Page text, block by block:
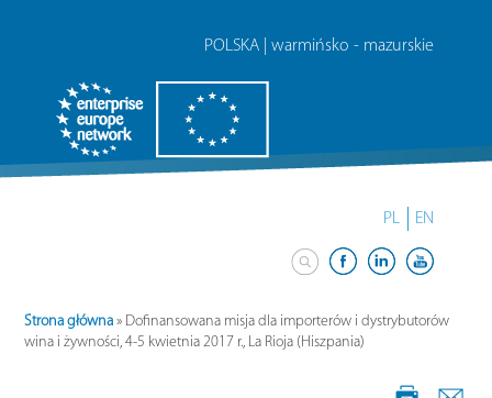
POLSKA | warmińsko - mazurskie
PL EN
Strona główna » Dofinansowana misja dla importerów i dystrybutorów
wina i żywności, 4-5 kwietnia 2017 r., La Rioja (Hiszpania)